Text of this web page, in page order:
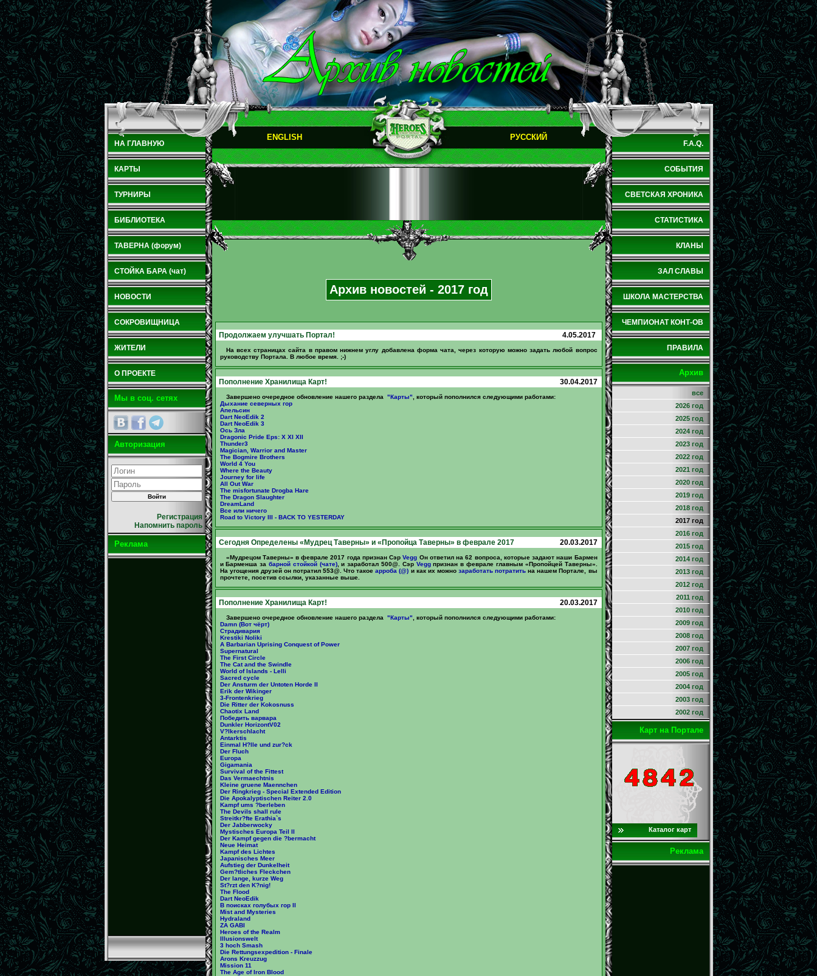
НА ГЛАВНУЮ
КАРТЫ
ТУРНИРЫ
БИБЛИОТЕКА
ТАВЕРНА (форум)
СТОЙКА БАРА (чат)
НОВОСТИ
СОКРОВИЩНИЦА
ЖИТЕЛИ
О ПРОЕКТЕ
Мы в соц. сетях
Авторизация
Регистрация
Напомнить пароль
Реклама
ENGLISH РУССКИЙ
Архив новостей - 2017 год
Продолжаем улучшать Портал! 4.05.2017
На всех страницах сайта в правом нижнем углу добавлена форма чата, через которую можно задать любой вопрос
руководству Портала. В любое время. ;-)
Пополнение Хранилища Карт! 30.04.2017
Завершено очередное обновление нашего раздела "Карты" , который пополнился следующими работами:
Дыхание северных гор
Апельсин
Dart NeoEdik 2
Dart NeoEdik 3
Ось Зла
Dragonic Pride Eps: X XI XII
Thunder3
Magician, Warrior and Master
The Bogmire Brothers
World 4 You
Where the Beauty
Journey for life
All Out War
The misfortunate Drogba Hare
The Dragon Slaughter
DreamLand
Все или ничего
Road to Victory III - BACK TO YESTERDAY
Сегодня Определены «Мудрец Таверны» и «Пропойца Таверны» в феврале 2017 20.03.2017
«Мудрецом Таверны» в феврале 2017 года признан СэрVegg Он ответил на 62 вопроса, которые задают наши Бармен
и Барменша за барной стойкой (чате), и заработал 500@. Сэр Veggпризнан в феврале главным «Пропойцей Таверны».
На угощения друзей он потратил 553@. Что такоеарроба (@) и как их можно заработать потратить на нашем Портале, вы
прочтете, посетив ссылки, указанные выше.
Пополнение Хранилища Карт! 20.03.2017
Завершено очередное обновление нашего раздела "Карты" , который пополнился следующими работами:
Damn (Вот чёрт)
Страдивария
Krestiki Noliki
A Barbarian Uprising Conquest of Power
Supernatural
The First Circle
The Cat and the Swindle
World of Islands - Lelli
Sacred cycle
Der Ansturm der Untoten Horde II
Erik der Wikinger
3-Frontenkrieg
Die Ritter der Kokosnuss
Chaotix Land
Победить варвара
Dunkler HorizontV02
V?lkerschlacht
Antarktis
Einmal H?lle und zur?ck
Der Fluch
Europa
Gigamania
Survival of the Fittest
Das Vermaechtnis
Kleine gruene Maennchen
Der Ringkrieg - Special Extended Edition
Die Apokalyptischen Reiter 2.0
Kampf ums ?berleben
The Devils shall rule
Streitkr?fte Erathia`s
Der Jabberwocky
Mystisches Europa Teil II
Der Kampf gegen die ?bermacht
Neue Heimat
Kampf des Lichtes
Japanisches Meer
Aufstieg der Dunkelheit
Gem?tliches Fleckchen
Der lange, kurze Weg
St?rzt den K?nig!
The Flood
Dart NeoEdik
В поисках голубых гор II
Mist and Mysteries
Hydraland
ZA GABI
Heroes of the Realm
Illusionswelt
3 hoch Smash
Die Rettungsexpedition - Finale
Arons Kreuzzug
Mission 11
The Age of Iron Blood
F.A.Q.
СОБЫТИЯ
СВЕТСКАЯ ХРОНИКА
СТАТИСТИКА
КЛАНЫ
ЗАЛ СЛАВЫ
ШКОЛА МАСТЕРСТВА
ЧЕМПИОНАТ КОНТ-ОВ
ПРАВИЛА
Архив
все
2026 год
2025 год
2024 год
2023 год
2022 год
2021 год
2020 год
2019 год
2018 год
2017 год
2016 год
2015 год
2014 год
2013 год
2012 год
2011 год
2010 год
2009 год
2008 год
2007 год
2006 год
2005 год
2004 год
2003 год
2002 год
Карт на Портале
Каталог карт
Реклама